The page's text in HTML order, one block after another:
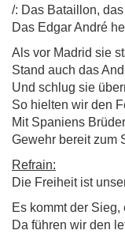
/: Das Bataillon,
Das Edgar André
Als vor Madrid sie
Stand auch das
Und schlug sie
So hielten wir den
Mit Spaniens
Gewehr bereit zum
Refrain:
Die Freiheit ist
Es kommt der Sieg,
Da führen wir den